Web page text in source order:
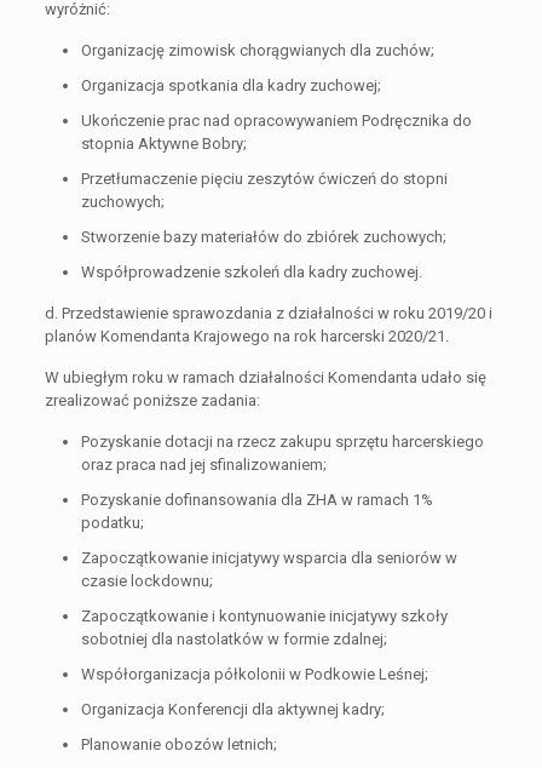
wyróżnić:
Organizację zimowisk chorągwianych dla zuchów;
Organizacja spotkania dla kadry zuchowej;
Ukończenie prac nad opracowywaniem Podręcznika do
stopnia Aktywne Bobry;
Przetłumaczenie pięciu zeszytów ćwiczeń do stopni
zuchowych;
Stworzenie bazy materiałów do zbiórek zuchowych;
Współprowadzenie szkoleń dla kadry zuchowej.
d. Przedstawienie sprawozdania z działalności w roku 2019/20 i
planów Komendanta Krajowego na rok harcerski 2020/21.
W ubiegłym roku w ramach działalności Komendanta udało się
zrealizować poniższe zadania:
Pozyskanie dotacji na rzecz zakupu sprzętu harcerskiego
oraz praca nad jej sfinalizowaniem;
Pozyskanie dofinansowania dla ZHA w ramach 1%
podatku;
Zapoczątkowanie inicjatywy wsparcia dla seniorów w
czasie lockdownu;
Zapoczątkowanie i kontynuowanie inicjatywy szkoły
sobotniej dla nastolatków w formie zdalnej;
Współorganizacja półkolonii w Podkowie Leśnej;
Organizacja Konferencji dla aktywnej kadry;
Planowanie obozów letnich;